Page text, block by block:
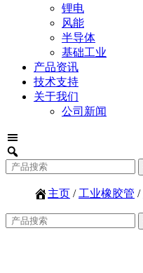
锂电
风能
半导体
基础工业
产品资讯
技术支持
关于我们
公司新闻
主页 / 工业橡胶管 /